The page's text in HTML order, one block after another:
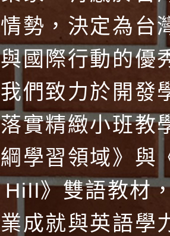
勢，決定為台
國際行動的優
們致力於開發
實精緻小班教
學習領域》與
》雙語教材
成就與英語學